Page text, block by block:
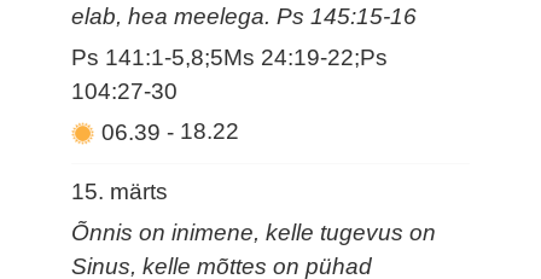
elab, hea meelega. Ps 145:15-16
Ps 141:1-5,8;5Ms 24:19-22;Ps
104:27-30
06.39- 18.22
15. märts
Õnnis on inimene, kelle tugevus on
Sinus, kelle mõttes on pühad